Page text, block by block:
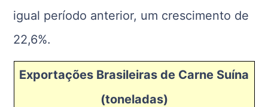
igual período anterior, um crescimento de
22,6%.
Exportações Brasileiras de Carne Suína
(toneladas)